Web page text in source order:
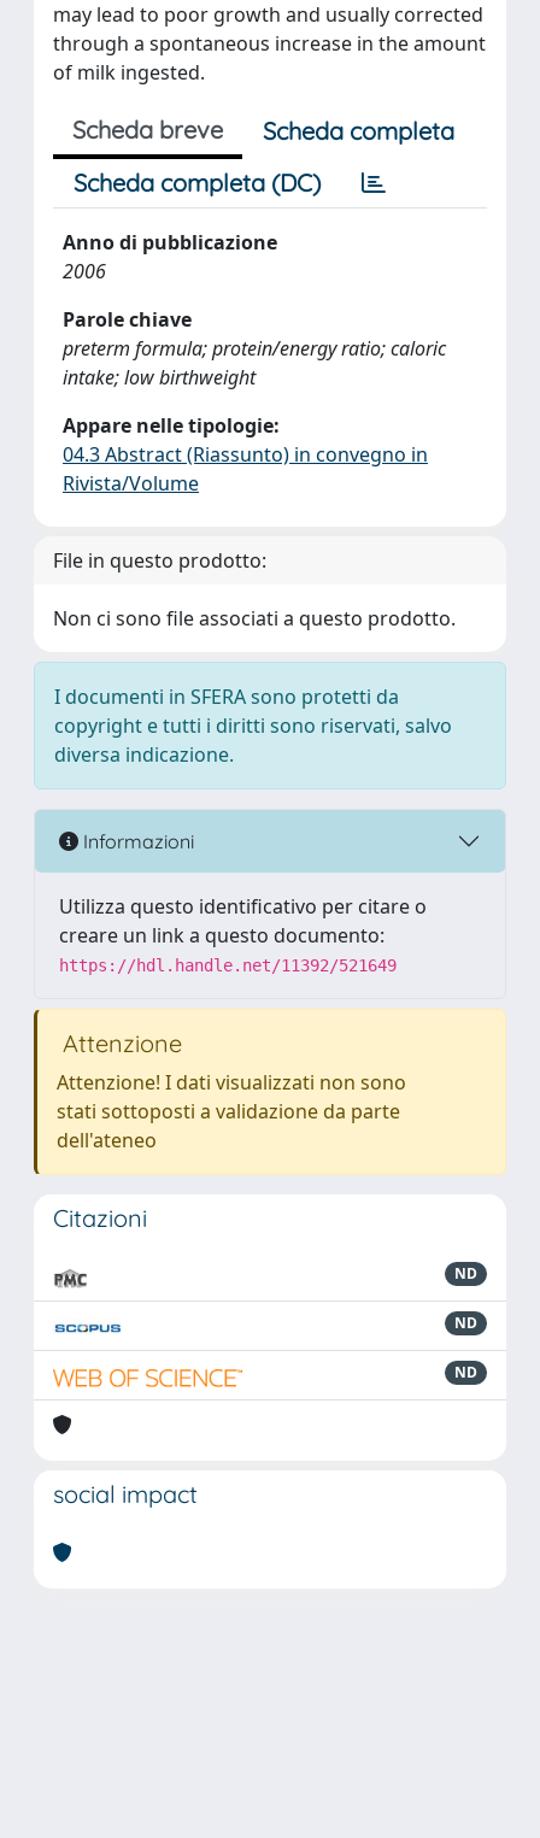
may lead to poor growth and usually corrected
through a spontaneous increase in the amount
of milk ingested.
Scheda breve
Scheda completa
Scheda completa (DC)
Anno di pubblicazione
2006
Parole chiave
preterm formula; protein/energy ratio; caloric
intake; low birthweight
Appare nelle tipologie:
04.3 Abstract (Riassunto) in convegno in
Rivista/Volume
File in questo prodotto:
Non ci sono file associati a questo prodotto.
I documenti in SFERA sono protetti da
copyright e tutti i diritti sono riservati, salvo
diversa indicazione.
Informazioni
Utilizza questo identificativo per citare o
creare un link a questo documento:
https://hdl.handle.net/11392/521649
Attenzione
Attenzione! I dati visualizzati non sono
stati sottoposti a validazione da parte
dell'ateneo
Citazioni
ND
ND
ND
social impact